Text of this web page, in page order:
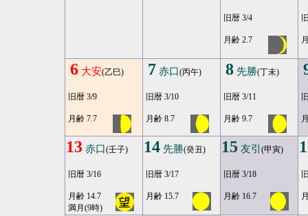
旧暦 3/4
月齢 2.7
6 大安(乙巳)
旧暦 3/9
月齢 7.7
7 赤口(丙午)
旧暦 3/10
月齢 8.7
8 先勝(丁未)
旧暦 3/11
月齢 9.7
13 赤口(壬子)
旧暦 3/16
月齢 14.7
満月(9時)
14 先勝(癸丑)
旧暦 3/17
月齢 15.7
15 友引 (甲寅)
旧暦 3/18
月齢 16.7